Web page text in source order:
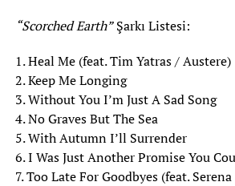
“Scorched Earth”Şarkı Listesi:
1. Heal Me (feat. Tim Yatras / Austere)
2. Keep Me Longing
3. Without You I’m Just A Sad Song
4. No Graves But The Sea
5. With Autumn I’ll Surrender
6. I Was Just Another Promise You
7. Too Late For Goodbyes (feat.